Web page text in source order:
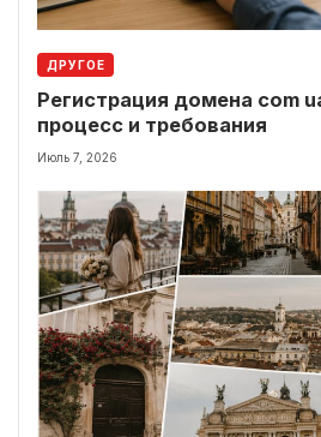
ДРУГОЕ
Регистрация домена com
процесс и требования
Июль 7, 2026